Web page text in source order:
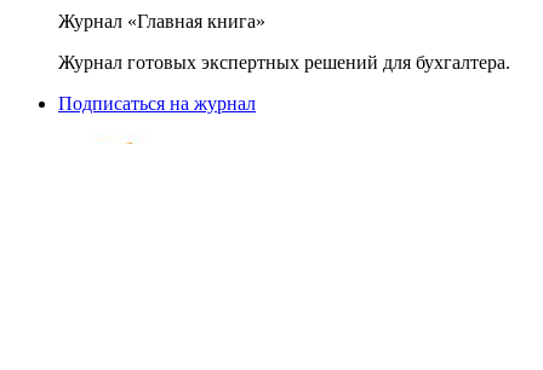
Журнал «Главная книга»
Журнал готовых экспертных решений для бухгалтера.
Подписаться на журнал